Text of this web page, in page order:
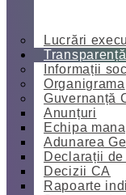
Lucrări
Transparență
Informații
Organigrama
Guvernanță
Anunțuri
Echipa
Adunarea
Declarații
Decizii CA
Rapoarte